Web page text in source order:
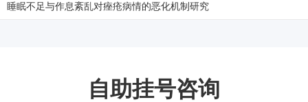
睡眠不足与作息紊乱对痤疮病情的恶化机制研究
自助挂号咨询